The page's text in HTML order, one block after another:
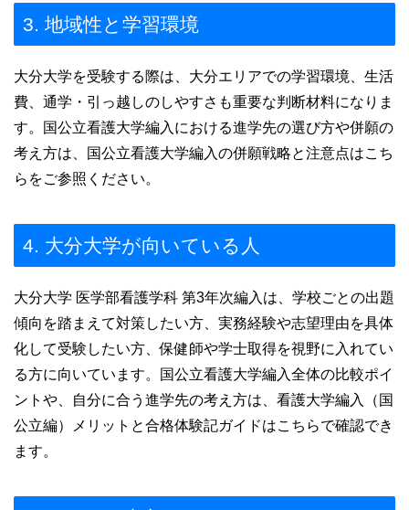
3. 地域性と学習環境
大分大学を受験する際は、大分エリアでの学習環境、生活
費、通学・引っ越しのしやすさも重要な判断材料になりま
す。国公立看護大学編入における進学先の選び方や併願の
考え方は、国公立看護大学編入の併願戦略と注意点はこち
らをご参照ください。
4. 大分大学が向いている人
大分大学 医学部看護学科 第3年次編入は、学校ごとの出題
傾向を踏まえて対策したい方、実務経験や志望理由を具体
化して受験したい方、保健師や学士取得を視野に入れてい
る方に向いています。国公立看護大学編入全体の比較ポイ
ントや、自分に合う進学先の考え方は、看護大学編入（国
公立編）メリットと合格体験記ガイドはこちらで確認でき
ます。